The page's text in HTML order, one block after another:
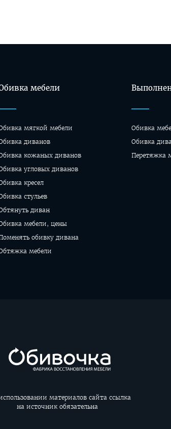
мебели
мягкой мебели
диванов
кожаных диванов
угловых диванов
кресел
стульев
диван
мебели, цены
обивку дивана
мебели
Обивка
Oбивка
Перетяжка
материалов сайта ссылка
на источник обязательна